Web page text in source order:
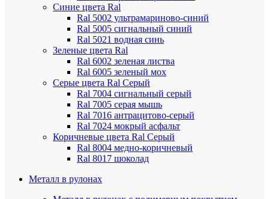
Синие цвета Ral
Ral 5002 ультрамариново-синий
Ral 5005 сигнальный синий
Ral 5021 водная синь
Зеленые цвета Ral
Ral 6002 зеленая листва
Ral 6005 зеленый мох
Серые цвета Ral Серый
Ral 7004 сигнальный серый
Ral 7005 серая мышь
Ral 7016 антрацитово-серый
Ral 7024 мокрый асфальт
Коричневые цвета Ral Серый
Ral 8004 медно-коричневый
Ral 8017 шоколад
Металл в рулонах